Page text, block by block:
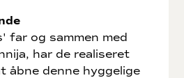
far og sammen med
har de realiseret
åbne denne hyggelige